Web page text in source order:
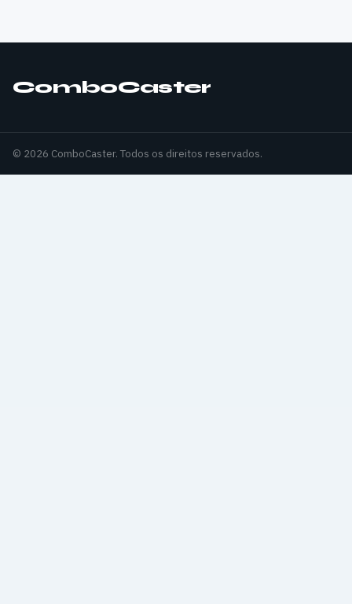
ComboCaster
© 2026 ComboCaster. Todos os direitos reservados.